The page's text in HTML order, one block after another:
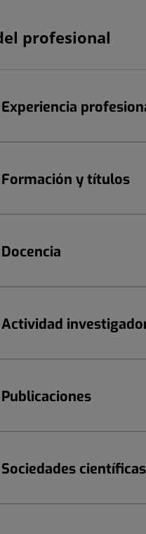
profesional
Experiencia
Formación y títulos
Docencia
Actividad
Publicaciones
Sociedades